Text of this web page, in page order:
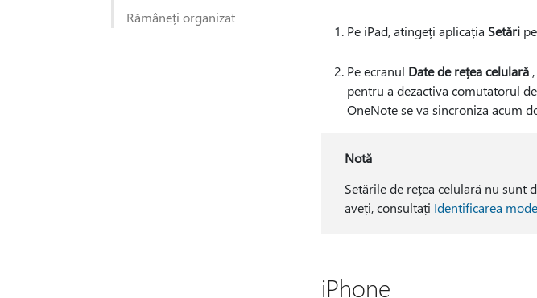
Rămâneți organizat
Pe iPad, atingeți aplicația Setări
Pe ecranul Date de rețea celulară
pentru a dezactiva comutatorul
OneNote se va sincroniza acum
Notă
Setările de rețea celulară nu sunt
aveți, consultați Identificarea
iPhone